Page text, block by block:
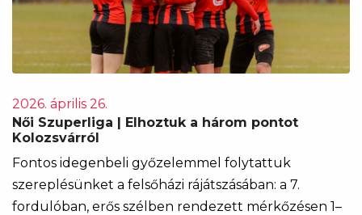
2026. április 26.
Női Szuperliga | Elhoztuk a három pontot
Kolozsvárról
Fontos idegenbeli győzelemmel folytattuk
szereplésünket a felsőházi rájátszásában: a 7.
fordulóban, erős szélben rendezett mérkőzésen 1–